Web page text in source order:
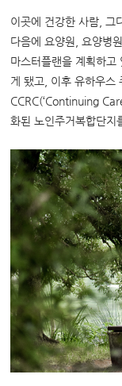
이곳에 건강한 사람, 그
다음에 요양원, 요양병
마스터플랜을 계획하고
게 됐고, 이후 유하우스
CCRC(‘Continuing
화된 노인주거복합단지